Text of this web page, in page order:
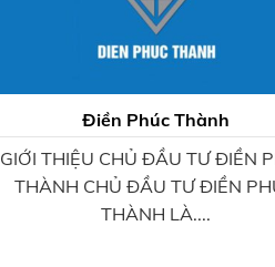
Điền Phúc Thành
GIỚI THIỆU CHỦ ĐẦU TƯ ĐIỀN
THÀNH CHỦ ĐẦU TƯ ĐIỀN
THÀNH LÀ....